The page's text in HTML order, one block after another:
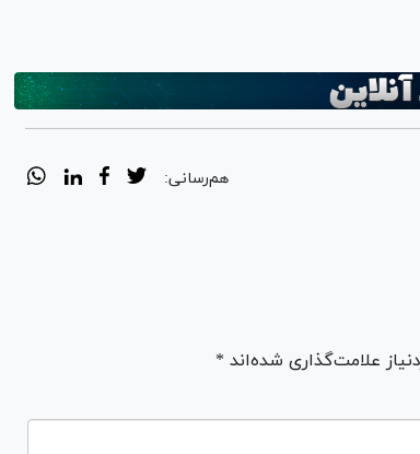
هم‌رسانی:
علامت‌گذاری شده‌اند *